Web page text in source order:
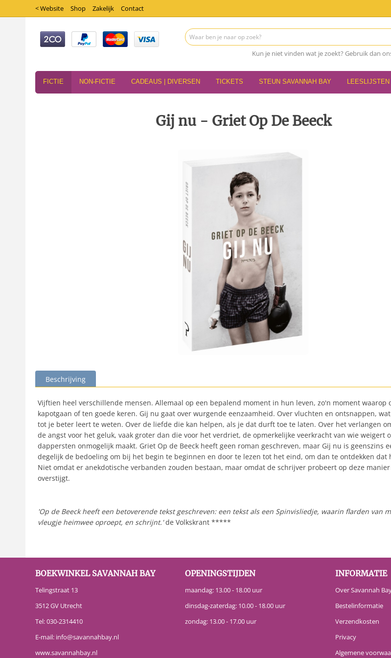
< Website Shop Zakelijk Contact
Kun je niet vinden wat je zoekt? Gebruik dan
FICTIE NON-FICTIE CADEAUS | DIVERSEN TICKETS STEUN SAVANNAH BAY LEESLIJSTEN
Gij nu - Griet Op De Beeck
Beschrijving
Vijftien heel verschillende mensen. Allemaal op een bepalend moment in hun leven, zo'n moment
kapotgaan of ten goede keren. Gij nu gaat over wurgende eenzaamheid. Over vluchten en ontsnappen,
tot je beter leert te weten. Over de liefde die kan helpen, als je dat durft toe te laten. Over het verlangen
de angst voor het geluk, vaak groter dan die voor het verdriet, de opmerkelijke veerkracht van wie weigert
dappersten onmogelijk maakt. Griet Op de Beeck heeft geen roman geschreven, maar Gij nu is
degelijk de bedoeling om bij het begin te beginnen en door te lezen tot het eind, om dan te ontdekken
Niet omdat er anekdotische verbanden zouden bestaan, maar omdat de schrijver probeert op deze
overstijgt.
'Op de Beeck heeft een betoverende tekst geschreven: een tekst als een Spinvisliedje, waarin flarden
vleugje heimwee oproept, en schrijnt.'de Volkskrant *****
BOEKWINKEL SAVANNAH BAY
Telingstraat 13
3512 GV Utrecht
Tel:030-2314410
E-mail: info@savannahbay.nl
www.savannahbay.nl
OPENINGSTIJDEN
maandag: 13.00 - 18.00 uur
dinsdag-zaterdag: 10.00 - 18.00 uur
zondag: 13.00 - 17.00 uur
INFORMATIE
Over Savannah
Bestelinformatie
Verzendkosten
Privacy
Algemene